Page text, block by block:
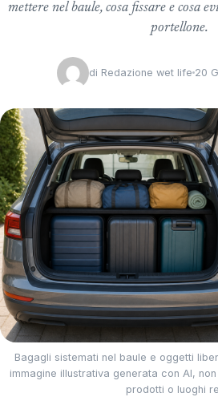
mettere nel baule, cosa fissare e cosa
portellone.
di Redazione wet life 20
Bagagli sistemati nel baule e oggetti
immagine illustrativa generata con AI,
prodotti o luoghi